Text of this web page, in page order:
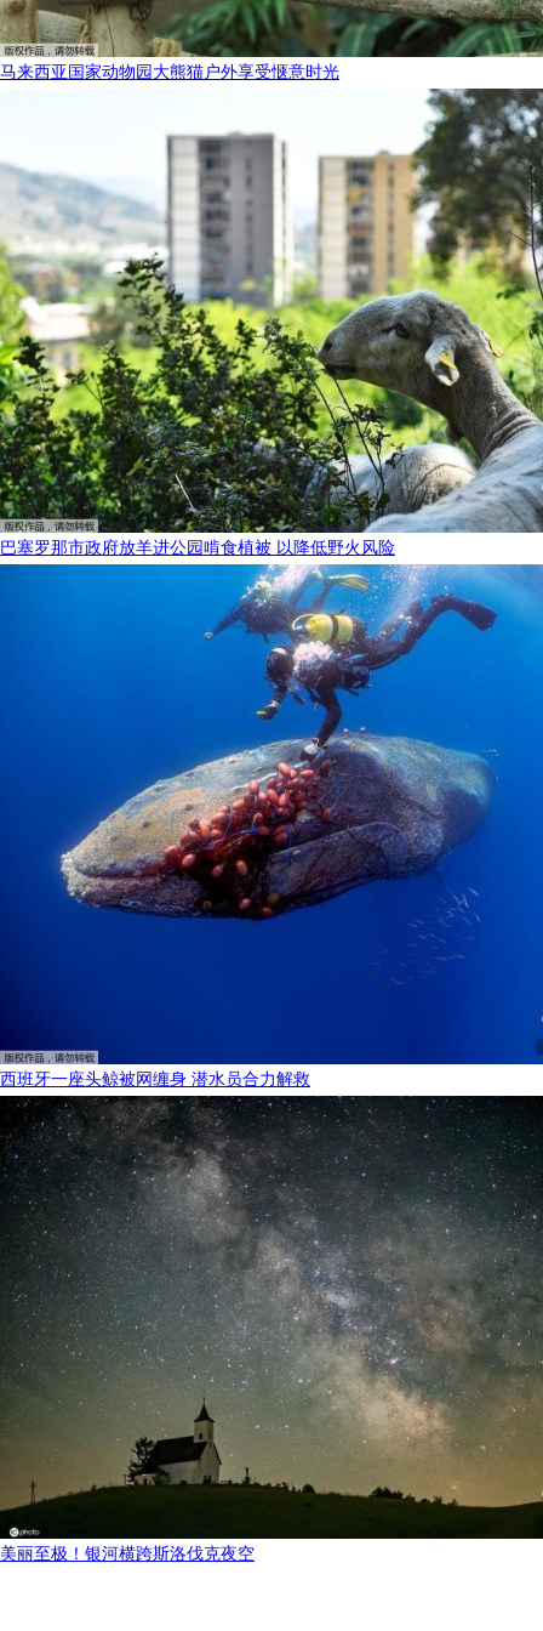
马来西亚国家动物园大熊猫户外享受惬意时光
巴塞罗那市政府放羊进公园啃食植被 以降低野火风险
西班牙一座头鲸被网缠身 潜水员合力解救
美丽至极！银河横跨斯洛伐克夜空